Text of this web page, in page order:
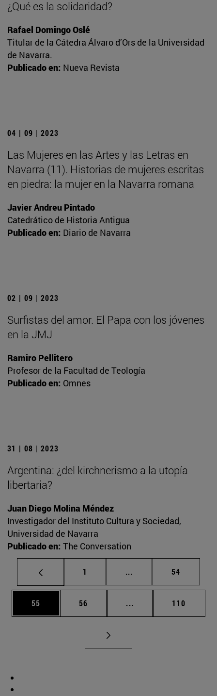
¿Qué es la solidaridad?
Rafael Domingo Oslé
Titular de la Cátedra Álvaro d’Ors de la Universidad
de Navarra.
Publicado en: Nueva Revista
04 | 09 | 2023
Las Mujeres en las Artes y las Letras en
Navarra (11). Historias de mujeres escritas
en piedra: la mujer en la Navarra romana
Javier Andreu Pintado
Catedrático de Historia Antigua
Publicado en: Diario de Navarra
02 | 09 | 2023
Surfistas del amor. El Papa con los jóvenes
en la JMJ
Ramiro Pellitero
Profesor de la Facultad de Teología
Publicado en: Omnes
31 | 08 | 2023
Argentina: ¿del kirchnerismo a la utopía
libertaria?
Juan Diego Molina Méndez
Investigador del Instituto Cultura y Sociedad,
Universidad de Navarra
Publicado en: The Conversation
Página
1 ... Páginas intermedias
Página
54
Página
55 Página
56 ... Páginas intermedias
Página
110